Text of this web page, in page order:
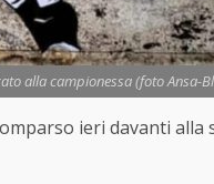
alla campionessa (foto Ansa-
ieri davanti alla